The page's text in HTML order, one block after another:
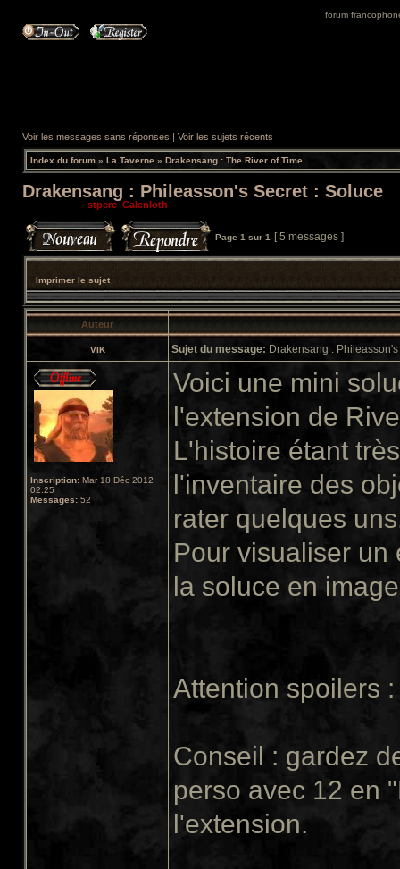
forum
Voir les messages sans réponses | Voir les sujets récents
Index du forum » La Taverne » Drakensang : The River of Time
Drakensang : Phileasson's Secret : Soluce
stpere,Calenloth
Page 1 sur 1 [ 5 messages ]
Imprimer le sujet
Auteur
VIK Sujet du message: Drakensang :
Inscription: Mar 18 Déc 2012
02:25
Messages: 52
Voici une mini
l'extension de
L'histoire étant
l'inventaire des
rater quelques
Pour visualiser un
la soluce en
Attention spoilers :
Conseil : gardez
perso avec 12 en
l'extension.